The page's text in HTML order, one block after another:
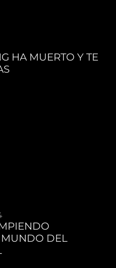
HA MUERTO Y TE
MUNDO DEL